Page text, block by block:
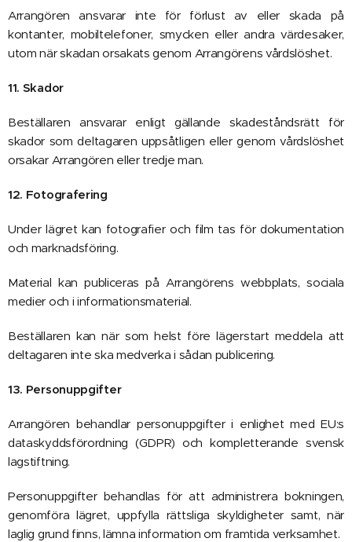
Arrangören ansvarar inte för förlust av eller skada på
kontanter, mobiltelefoner, smycken eller andra värdesaker,
utom när skadan orsakats genom Arrangörens vårdslöshet.
11. Skador
Beställaren ansvarar enligt gällande skadeståndsrätt för
skador som deltagaren uppsåtligen eller genom vårdslöshet
orsakar Arrangören eller tredje man.
12. Fotografering
Under lägret kan fotografier och film tas för dokumentation
och marknadsföring.
Material kan publiceras på Arrangörens webbplats, sociala
medier och i informationsmaterial.
Beställaren kan när som helst före lägerstart meddela att
deltagaren inte ska medverka i sådan publicering.
13. Personuppgifter
Arrangören behandlar personuppgifter i enlighet med EU:s
dataskyddsförordning (GDPR) och kompletterande svensk
lagstiftning.
Personuppgifter behandlas för att administrera bokningen,
genomföra lägret, uppfylla rättsliga skyldigheter samt, när
laglig grund finns, lämna information om framtida verksamhet.